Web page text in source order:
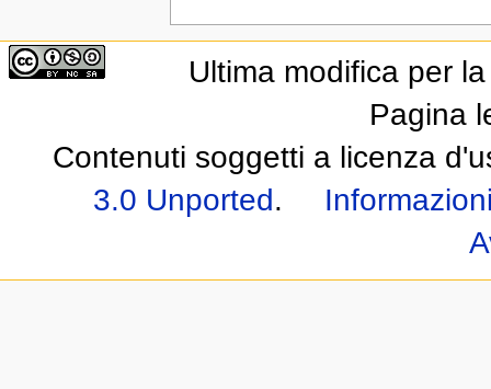
Ultima modifica per
Pagina
Contenuti soggetti a licenza
3.0 Unported.